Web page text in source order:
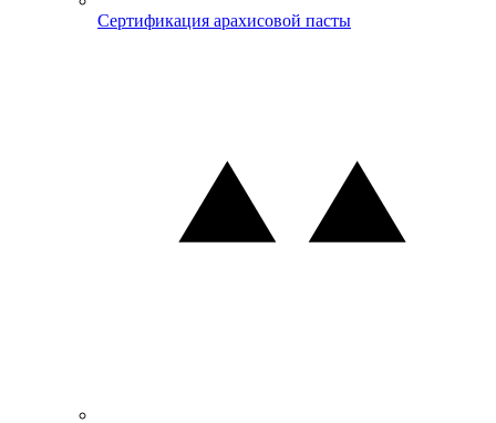
Сертификация арахисовой пасты